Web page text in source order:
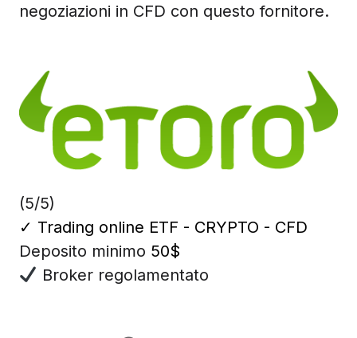
negoziazioni in CFD con questo fornitore.
(5/5)
✓ Trading online ETF - CRYPTO - CFD
Deposito minimo 50$
Broker regolamentato